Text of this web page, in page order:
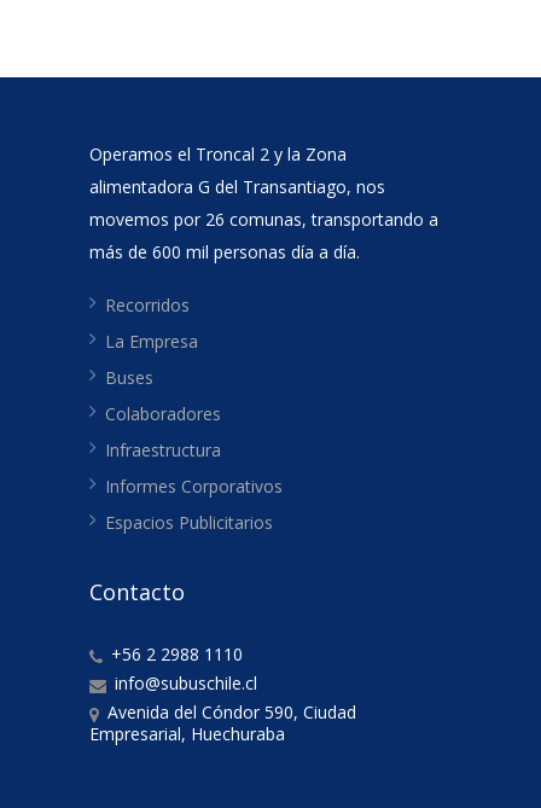
Operamos el Troncal 2 y la Zona
alimentadora G del Transantiago, nos
movemos por 26 comunas, transportando a
más de 600 mil personas día a día.
Recorridos
La Empresa
Buses
Colaboradores
Infraestructura
Informes Corporativos
Espacios Publicitarios
Contacto
+56 2 2988 1110
info@subuschile.cl
Avenida del Cóndor 590, Ciudad
Empresarial, Huechuraba